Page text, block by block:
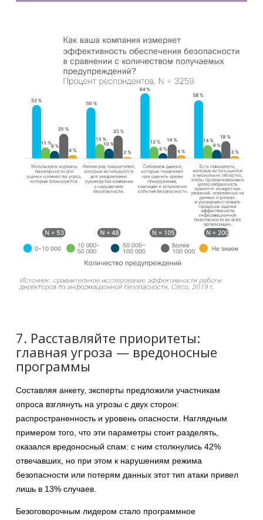
7. Расставляйте приоритеты:
главная угроза — вредоносные
программы
Составляя анкету, эксперты предложили участникам
опроса взглянуть на угрозы с двух сторон:
распространенность и уровень опасности. Наглядным
примером того, что эти параметры стоит разделять,
оказался вредоносный спам: с ним столкнулись 42%
отвечавших, но при этом к нарушениям режима
безопасности или потерям данных этот тип атаки привел
лишь в 13% случаев.
Безоговорочным лидером стало программное